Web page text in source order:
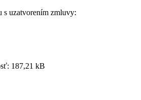
s uzatvorením zmluvy:
187,21 kB